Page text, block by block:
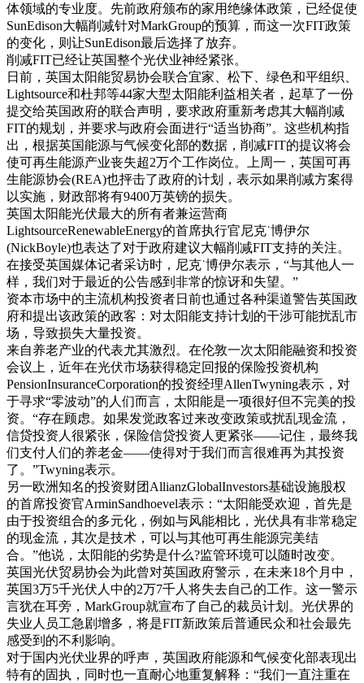
体领域的专业度。先前政府颁布的家用绝缘体政策，已经促使
SunEdison大幅削减针对MarkGroup的预算，而这一次FIT政策
的变化，则让SunEdison最后选择了放弃。
削减FIT已经让英国整个光伏业神经紧张。
日前，英国太阳能贸易协会联合宜家、松下、绿色和平组织、
Lightsource和杜邦等44家大型太阳能利益相关者，起草了一份
提交给英国政府的联合声明，要求政府重新考虑其大幅削减
FIT的规划，并要求与政府会面进行“适当协商”。这些机构指
出，根据英国能源与气候变化部的数据，削减FIT的提议将会
使可再生能源产业丧失超2万个工作岗位。上周一，英国可再
生能源协会(REA)也抨击了政府的计划，表示如果削减方案得
以实施，财政部将有9400万英镑的损失。
英国太阳能光伏最大的所有者兼运营商
LightsourceRenewableEnergy的首席执行官尼克˙博伊尔
(NickBoyle)也表达了对于政府建议大幅削减FIT支持的关注。
在接受英国媒体记者采访时，尼克˙博伊尔表示，“与其他人一
样，我们对于最近的公告感到非常的惊讶和失望。”
资本市场中的主流机构投资者日前也通过各种渠道警告英国政
府和提出该政策的政客：对太阳能支持计划的干涉可能扰乱市
场，导致损失大量投资。
来自养老产业的代表尤其激烈。在伦敦一次太阳能融资和投资
会议上，近年在光伏市场获得稳定回报的保险投资机构
PensionInsuranceCorporation的投资经理AllenTwyning表示，对
于寻求“零波动”的人们而言，太阳能是一项很好但不完美的投
资。“存在顾虑。如果发觉政客过来改变政策或扰乱现金流，
信贷投资人很紧张，保险信贷投资人更紧张——记住，最终我
们支付人们的养老金——使得对于我们而言很难再为其投资
了。”Twyning表示。
另一欧洲知名的投资财团AllianzGlobalInvestors基础设施股权
的首席投资官ArminSandhoevel表示：“太阳能受欢迎，首先是
由于投资组合的多元化，例如与风能相比，光伏具有非常稳定
的现金流，其次是技术，可以与其他可再生能源完美结
合。”他说，太阳能的劣势是什么?监管环境可以随时改变。
英国光伏贸易协会为此曾对英国政府警示，在未来18个月中，
英国3万5千光伏人中的2万7千人将失去自己的工作。这一警示
言犹在耳旁，MarkGroup就宣布了自己的裁员计划。光伏界的
失业人员工急剧增多，将是FIT新政策后普通民众和社会最先
感受到的不利影响。
对于国内光伏业界的呼声，英国政府能源和气候变化部表现出
特有的固执，同时也一直耐心地重复解释：“我们一直注重在